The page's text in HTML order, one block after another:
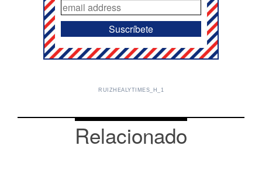
RUIZHEALYTIMES_H_1
Relacionado